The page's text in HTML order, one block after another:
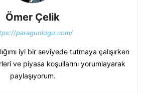
Ömer Çelik
paragunlugu.com/
iyi bir seviyede tutmaya çalışırken
ve piyasa koşullarını yorumlayarak
paylaşıyorum.